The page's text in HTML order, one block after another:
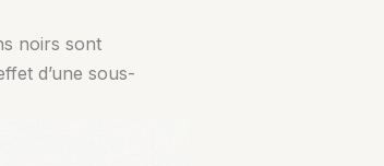
noirs sont
d’une sous-